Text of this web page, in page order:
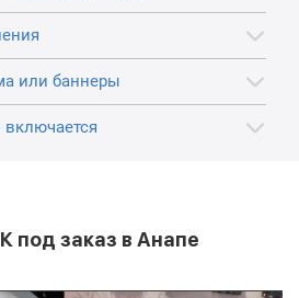
или баннеры
под заказ в Анапе